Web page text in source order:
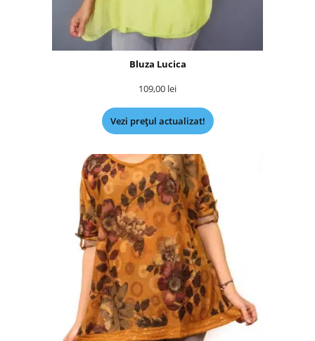
Bluza Lucica
109,00 lei
Vezi prețul actualizat!